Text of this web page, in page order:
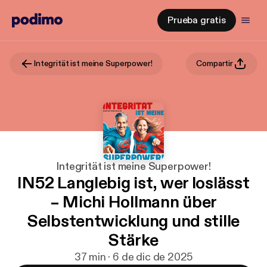
Prueba gratis
Integrität ist meine Superpower! Compartir
Integrität ist meine Superpower!
IN52 Langlebig ist, wer loslässt
– Michi Hollmann über
Selbstentwicklung und stille
Stärke
37 min · 6 de dic de 2025